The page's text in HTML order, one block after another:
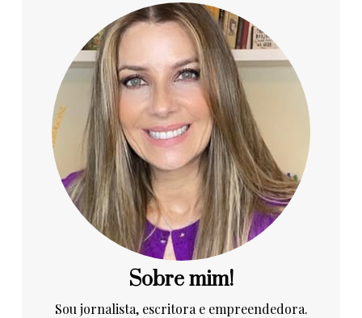
Sobre mim!
Sou jornalista, escritora e empreendedora.